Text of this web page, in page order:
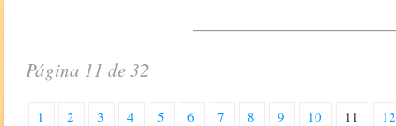
Página 11 de 32
1 2 3 4 5 6 7 8 9 10 11
12